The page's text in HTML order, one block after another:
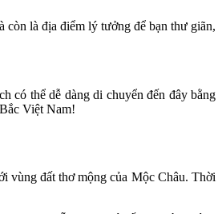
là địa điểm lý tưởng để bạn thư giãn,
có thể dễ dàng di chuyển đến đây bằng
Việt Nam!
vùng đất thơ mộng của Mộc Châu. Thời